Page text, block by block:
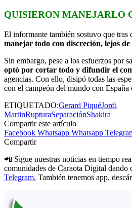
QUISIERON MANEJARLO
El informante también sostuvo que tras
manejar todo con discreción, lejos
Sin embargo, pese a los esfuerzos por
optó por cortar todo y difundir el
agencias. Con ello, disipó todas las
con el campeón del mundo con España
ETIQUETADO:Gerard PiquéJordi
MartinRupturaSeparaciónShakira
Compartir este artículo
Facebook Whatsapp Whatsapp
Compartir
📲 Sigue nuestras noticias en tiempo
comunidades de Caraota Digital dando
Telegram. También tenemos app,